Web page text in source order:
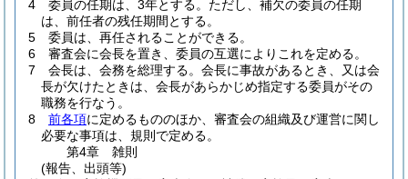
4
委員の任期は、3年とする。 ただし、補欠の委員の任期
は、前任者の残任期間とする。
5
委員は、再任されることができる。
6
審査会に会長を置き、委員の互選によりこれを定める。
7
会長は、会務を総理する。 会長に事故があるとき、又は会
長が欠けたときは、会長があらかじめ指定する委員がその
職務を行なう。
8
前各項に定めるもののほか、審査会の組織及び運営に関し
必要な事項は、規則で定める。
第4章
雑則
(報告、出頭等)